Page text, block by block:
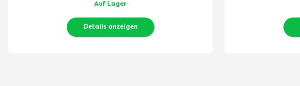
Auf Lager
Details anzeigen